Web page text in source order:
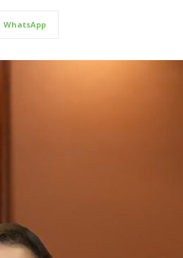
WhatsApp